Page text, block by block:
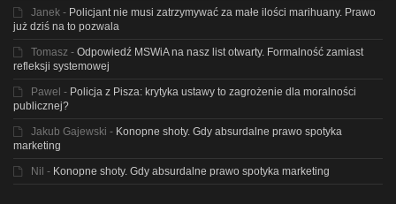
Janek - Policjant nie musi zatrzymywać za małe ilości marihuany. Prawo
już dziś na to pozwala
Tomasz - Odpowiedź MSWiA na nasz list otwarty. Formalność zamiast
refleksji systemowej
Pawel - Policja z Pisza: krytyka ustawy to zagrożenie dla moralności
publicznej?
Jakub Gajewski - Konopne shoty. Gdy absurdalne prawo spotyka
marketing
Nil - Konopne shoty. Gdy absurdalne prawo spotyka marketing